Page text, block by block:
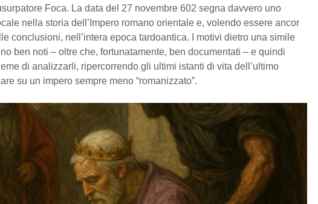
Foca. La data del 27 novembre 602 segna davvero uno
nella storia dell’Impero romano orientale e, volendo essere ancor
conclusioni, nell’intera epoca tardoantica. I motivi dietro una simile
ben noti – oltre che, fortunatamente, ben documentati – e quindi
di analizzarli, ripercorrendo gli ultimi istanti di vita dell’ultimo
su un impero sempre meno “romanizzato”.